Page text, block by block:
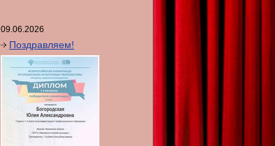
09.06.2026
Поздравляем!